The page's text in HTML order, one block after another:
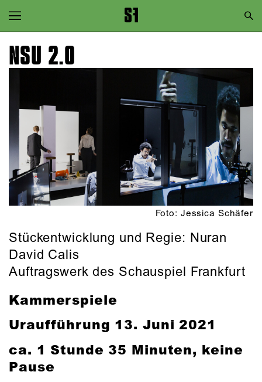
Zur Hauptnavigation springen
Zum Hauptinhalt springen
Zum Footer springen
NSU 2.0
Foto: Jessica Schäfer
Stückentwicklung und Regie: Nuran
David Calis
Auftragswerk des Schauspiel Frankfurt
Kammerspiele
Uraufführung 13. Juni 2021
ca. 1 Stunde 35 Minuten, keine
Pause